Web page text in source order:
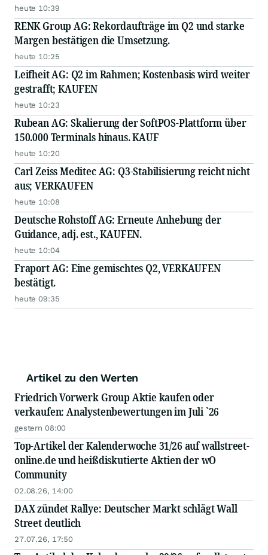
heute 10:39
RENK Group AG: Rekordaufträge im Q2 und starke
Margen bestätigen die Umsetzung.
heute 10:25
Leifheit AG: Q2 im Rahmen; Kostenbasis wird weiter
gestrafft; KAUFEN
heute 10:23
Rubean AG: Skalierung der SoftPOS-Plattform über
150.000 Terminals hinaus. KAUF
heute 10:20
Carl Zeiss Meditec AG: Q3-Stabilisierung reicht nicht
aus; VERKAUFEN
heute 10:08
Deutsche Rohstoff AG: Erneute Anhebung der
Guidance, adj. est., KAUFEN.
heute 10:04
Fraport AG: Eine gemischtes Q2, VERKAUFEN
bestätigt.
heute 09:35
Artikel zu den Werten
Friedrich Vorwerk Group Aktie kaufen oder
verkaufen: Analystenbewertungen im Juli `26
gestern 08:00
Top-Artikel der Kalenderwoche 31/26 auf wallstreet-
online.de und heißdiskutierte Aktien der wO
Community
02.08.26, 14:00
DAX zündet Rallye: Deutscher Markt schlägt Wall
Street deutlich
27.07.26, 17:50